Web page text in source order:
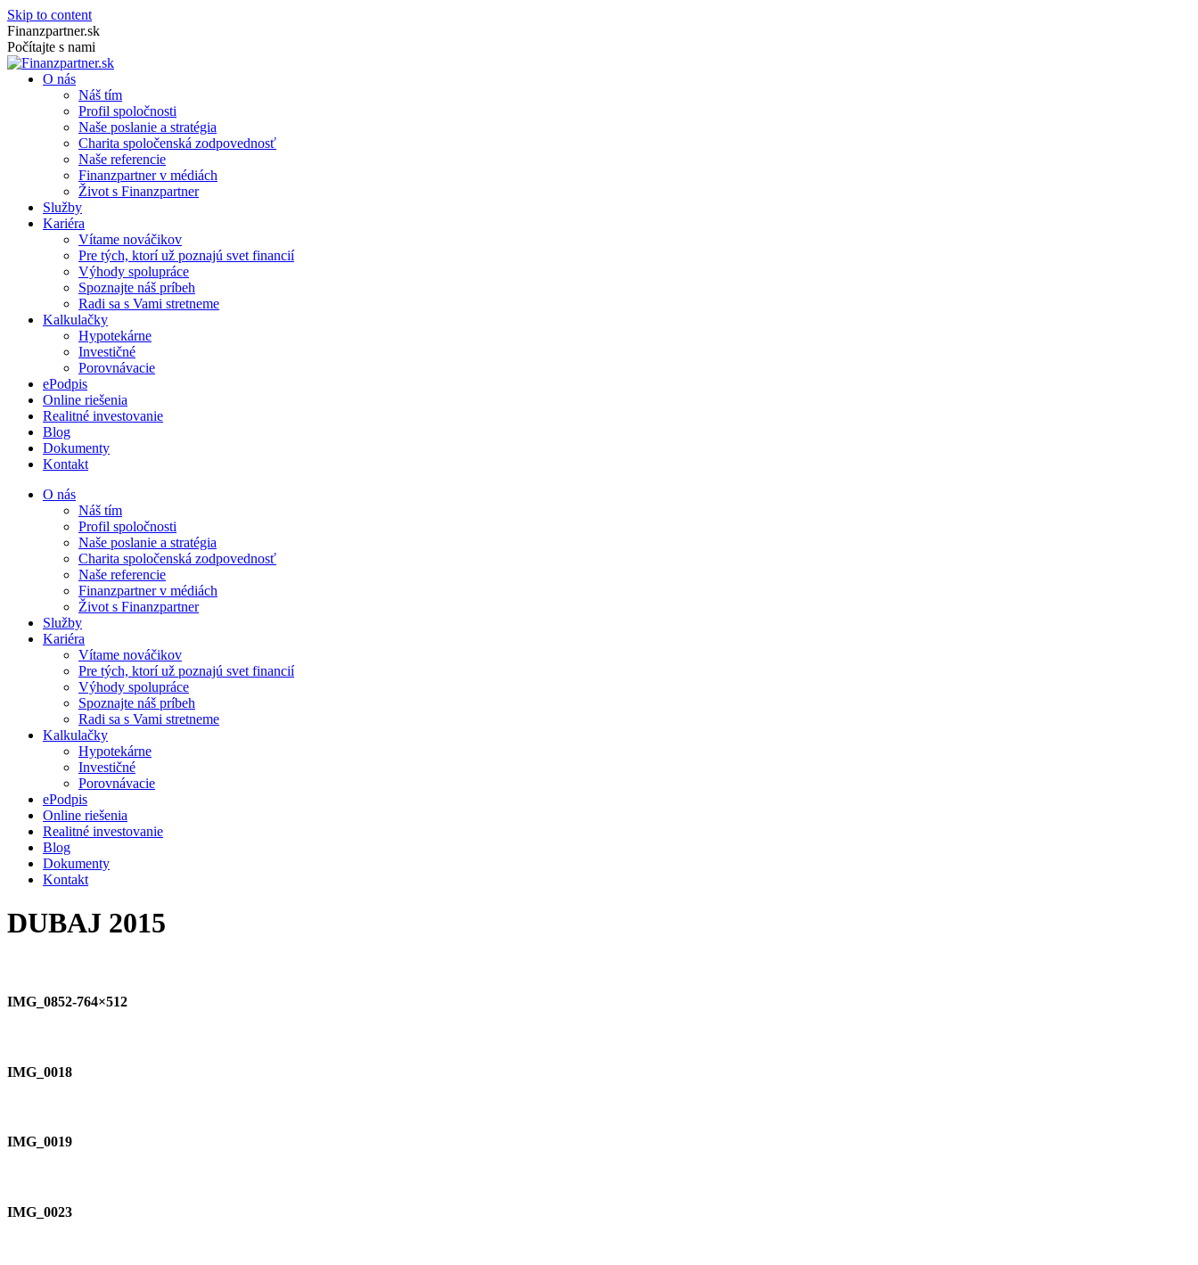
Skip to content
Finanzpartner.sk
Počítajte s nami
O nás
Náš tím
Profil spoločnosti
Naše poslanie a stratégia
Charita spoločenská zodpovednosť
Naše referencie
Finanzpartner v médiách
Život s Finanzpartner
Služby
Kariéra
Vítame nováčikov
Pre tých, ktorí už poznajú svet financií
Výhody spolupráce
Spoznajte náš príbeh
Radi sa s Vami stretneme
Kalkulačky
Hypotekárne
Investičné
Porovnávacie
ePodpis
Online riešenia
Realitné investovanie
Blog
Dokumenty
Kontakt
O nás
Náš tím
Profil spoločnosti
Naše poslanie a stratégia
Charita spoločenská zodpovednosť
Naše referencie
Finanzpartner v médiách
Život s Finanzpartner
Služby
Kariéra
Vítame nováčikov
Pre tých, ktorí už poznajú svet financií
Výhody spolupráce
Spoznajte náš príbeh
Radi sa s Vami stretneme
Kalkulačky
Hypotekárne
Investičné
Porovnávacie
ePodpis
Online riešenia
Realitné investovanie
Blog
Dokumenty
Kontakt
DUBAJ 2015
IMG_0852-764×512
IMG_0018
IMG_0019
IMG_0023